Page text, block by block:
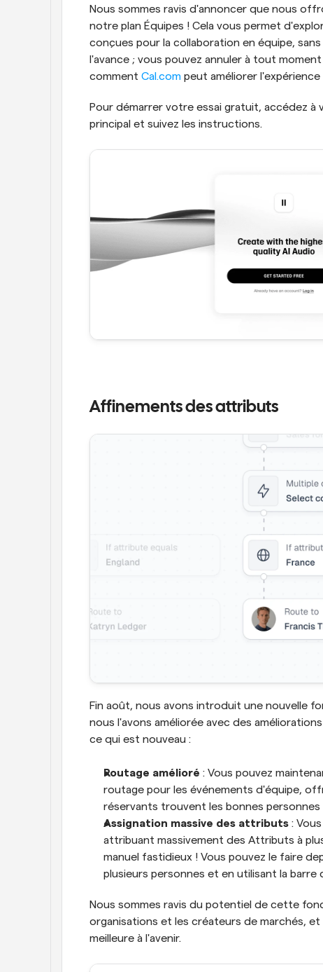
Nous sommes ravis d'annoncer que nous
notre plan Équipes ! Cela vous permet
conçues pour la collaboration en équipe,
l'avance ; vous pouvez annuler à tout
comment Cal.com peut améliorer
Pour démarrer votre essai gratuit, accédez à
principal et suivez les instructions.
Affinements des attributs
Fin août, nous avons introduit une nouvelle
nous l'avons améliorée avec des
ce qui est nouveau :
Routage amélioré : Vous pouvez
routage pour les événements d'équipe,
réservants trouvent les bonnes personnes
Assignation massive des attributs :
attribuant massivement des Attributs à
manuel fastidieux ! Vous pouvez le faire
plusieurs personnes et en utilisant la barre
Nous sommes ravis du potentiel de cette
organisations et les créateurs de marchés,
meilleure à l'avenir.